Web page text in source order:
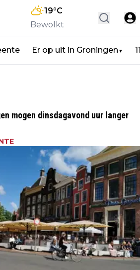
19°C
Bewolkt
Er op uit in Groningen ▼
mogen dinsdagavond uur langer